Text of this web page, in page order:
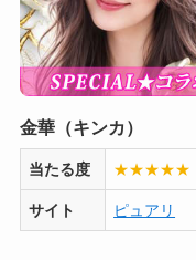
金華（キンカ）
当たる度 ★★★★★
サイト ピュアリ